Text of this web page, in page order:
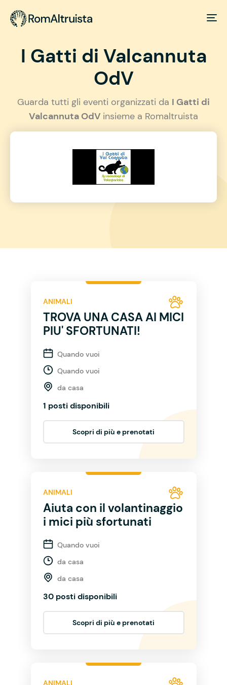
I Gatti di Valcannuta
OdV
Guarda tutti gli eventi organizzati da I Gatti di
Valcannuta OdV insieme a Romaltruista
ANIMALI
TROVA UNA CASA AI MICI
PIU' SFORTUNATI!
Quando vuoi
Quando vuoi
da casa
1 posti disponibili
Scopri di più e prenotati
ANIMALI
Aiuta con il volantinaggio
i mici più sfortunati
Quando vuoi
da casa
da casa
30 posti disponibili
Scopri di più e prenotati
ANIMALI